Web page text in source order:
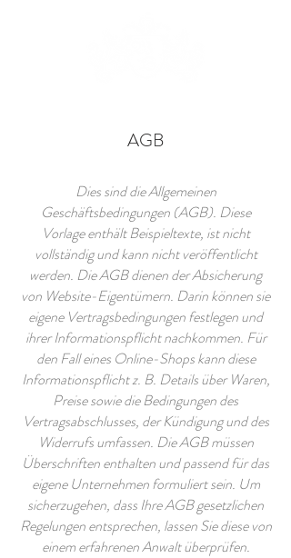
AGB
Dies sind die Allgemeinen
Geschäftsbedingungen (AGB). Diese
Vorlage enthält Beispieltexte, ist nicht
vollständig und kann nicht veröffentlicht
werden. Die AGB dienen der Absicherung
von Website-Eigentümern. Darin können sie
eigene Vertragsbedingungen festlegen und
ihrer Informationspflicht nachkommen. Für
den Fall eines Online-Shops kann diese
Informationspflicht z. B. Details über Waren,
Preise sowie die Bedingungen des
Vertragsabschlusses, der Kündigung und des
Widerrufs umfassen. Die AGB müssen
Überschriften enthalten und passend für das
eigene Unternehmen formuliert sein. Um
sicherzugehen, dass Ihre AGB gesetzlichen
Regelungen entsprechen, lassen Sie diese von
einem erfahrenen Anwalt überprüfen.